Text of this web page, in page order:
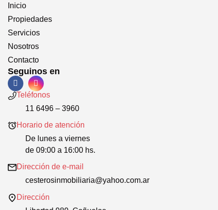
Inicio
Propiedades
Servicios
Nosotros
Contacto
Seguinos en
Teléfonos
11 6496 – 3960
Horario de atención
De lunes a viernes
de 09:00 a 16:00 hs.
Dirección de e-mail
cesterosinmobiliaria@yahoo.com.ar
Dirección